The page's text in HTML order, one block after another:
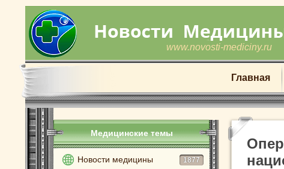
www.novosti-mediciny.ru
Главная
Медицинские темы
Новости медицины 1877